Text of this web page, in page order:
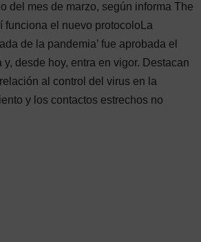
del mes de marzo, según informa The
funciona el nuevo protocoloLa
de la pandemia’ fue aprobada el
desde hoy, entra en vigor. Destacan
al control del virus en la
y los contactos estrechos no